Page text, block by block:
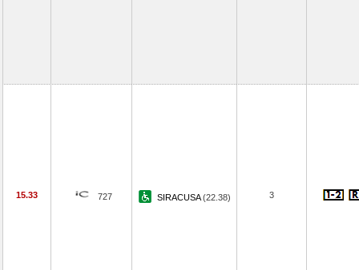
15.33 727 SIRACUSA(22.38) 3